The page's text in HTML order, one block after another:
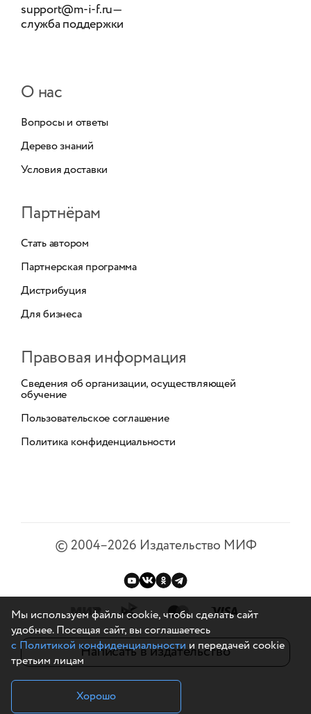
support@m-i-f.ru—
служба поддержки
О нас
Вопросы и ответы
Дерево знаний
Условия доставки
Партнёрам
Стать автором
Партнерская программа
Дистрибуция
Для бизнеса
Правовая информация
Сведения об организации, осуществляющей
обучение
Пользовательское соглашение
Политика конфиденциальности
©2004–2026 Издательство МИФ
Написать в издательство
Мы используем файлы cookie, чтобы сделать сайт
удобнее. Посещая сайт, вы соглашаетесь
с Политикой конфиденциальностии передачей cookie
третьим лицам
Хорошо